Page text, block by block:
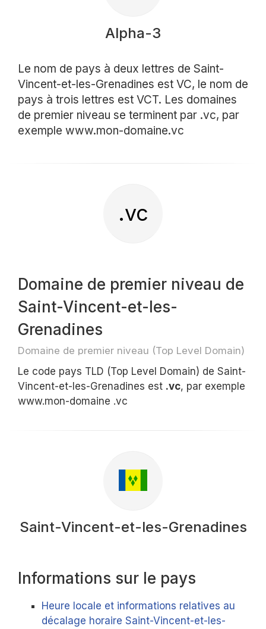
Alpha-3
Le nom de pays à deux lettres de Saint-
Vincent-et-les-Grenadines est VC, le nom de
pays à trois lettres est VCT. Les domaines
de premier niveau se terminent par .vc, par
exemple www.mon-domaine.vc
.vc
Domaine de premier niveau de
Saint-Vincent-et-les-
Grenadines
Domaine de premier niveau (Top Level Domain)
Le code pays TLD (Top Level Domain) de Saint-
Vincent-et-les-Grenadines est .vc, par exemple
www.mon-domaine .vc
Saint-Vincent-et-les-Grenadines
Informations sur le pays
Heure locale et informations relatives au
décalage horaire Saint-Vincent-et-les-